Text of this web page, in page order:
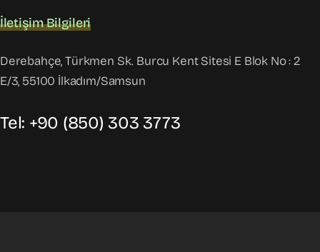
İletişim Bilgileri
Derebahçe, Türkmen Sk. Burcu Kent Sitesi E Blok No : 2
E/3, 55100 İlkadım/Samsun
Tel: +90 (850) 303 3773